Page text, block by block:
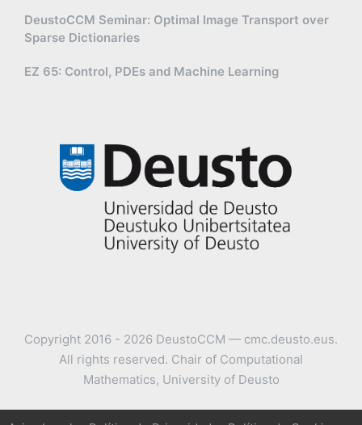
DeustoCCM Seminar: Optimal Image Transport over
Sparse Dictionaries
EZ 65: Control, PDEs and Machine Learning
Copyright 2016 - 2026 DeustoCCM — cmc.deusto.eus.
All rights reserved. Chair of Computational
Mathematics, University of Deusto